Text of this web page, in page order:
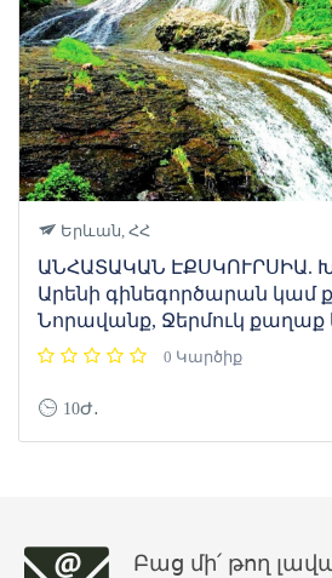
Երևան, ՀՀ
ԱՆՀԱՏԱԿԱՆ ԷՔՍԿՈՒՐՍԻԱ.
Արենի գինեգործարան կամ
Նորավանք, Ջերմուկ քաղաք
0 Կարծիք
10Ժ․
Բաց մի՛ թող